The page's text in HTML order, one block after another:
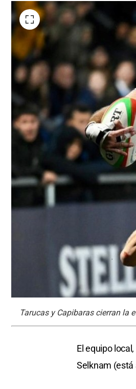
Tarucas y Capibaras cierran la
El equipo
Selknam (está